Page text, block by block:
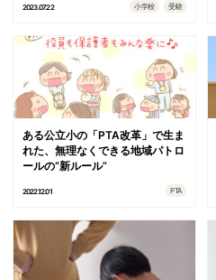
2023.07.22 小学校 受験
ある公立小の「PTA改革」で生ま
れた、無理なくできる地域パトロ
ールの“新ルール”
2022.12.01 PTA